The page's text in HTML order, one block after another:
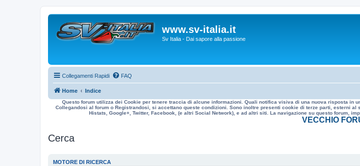
www.sv-italia.it
Sv Italia - Dai sapore alla passione
Collegamenti Rapidi FAQ
Home Indice
Questo forum utilizza dei Cookie per tenere traccia di alcune informazioni. Quali notifica visiva di una nuova risposta in
Collegandosi al forum o Registrandosi, si accettano queste condizioni. Sono inoltre presenti cookie di terze parti, esterni
Histats, Google+, Twitter, Facebook, (e altri Social Network), e ad altri siti. La navigazione su questo forum,
VECCHIO
Cerca
MOTORE DI RICERCA